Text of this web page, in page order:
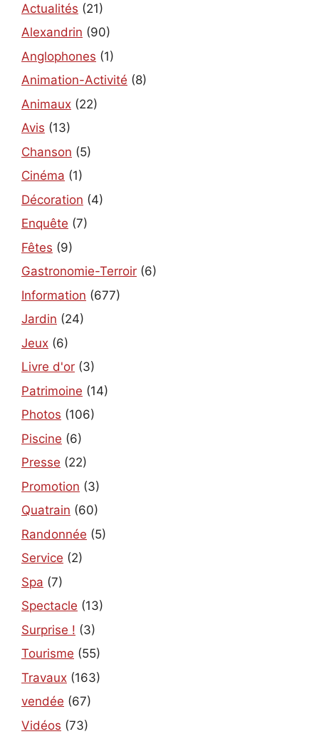
Actualités (21)
Alexandrin (90)
Anglophones (1)
Animation-Activité (8)
Animaux (22)
Avis (13)
Chanson (5)
Cinéma (1)
Décoration (4)
Enquête (7)
Fêtes (9)
Gastronomie-Terroir (6)
Information (677)
Jardin (24)
Jeux (6)
Livre d'or (3)
Patrimoine (14)
Photos (106)
Piscine (6)
Presse (22)
Promotion (3)
Quatrain (60)
Randonnée (5)
Service (2)
Spa (7)
Spectacle (13)
Surprise ! (3)
Tourisme (55)
Travaux (163)
vendée (67)
Vidéos (73)